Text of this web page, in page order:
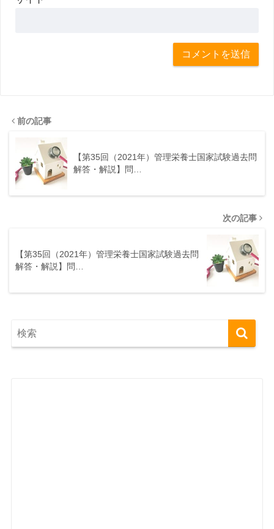
前の記事
【第35回（2021年）管理栄養士国家試験過去問
解答・解説】問…
次の記事
【第35回（2021年）管理栄養士国家試験過去問
解答・解説】問…